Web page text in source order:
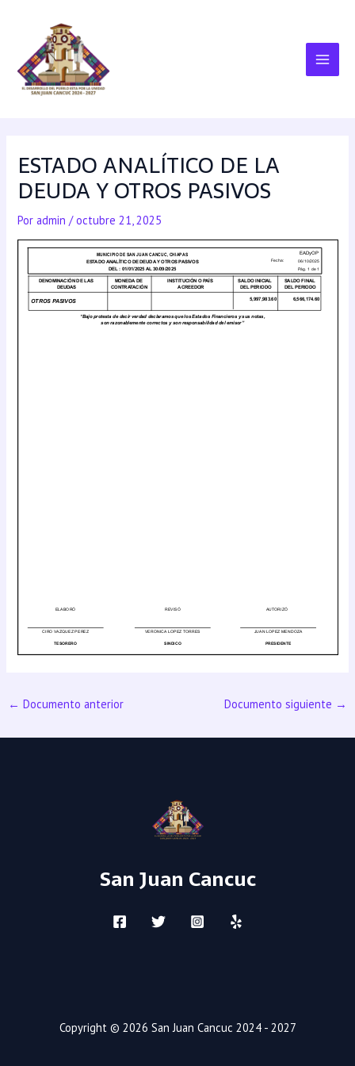
ESTADO ANALÍTICO DE LA
DEUDA Y OTROS PASIVOS
Poradmin/octubre 21, 2025
← Documento anterior Documento siguiente →
San Juan Cancuc
Copyright © 2026 San Juan Cancuc 2024 - 2027